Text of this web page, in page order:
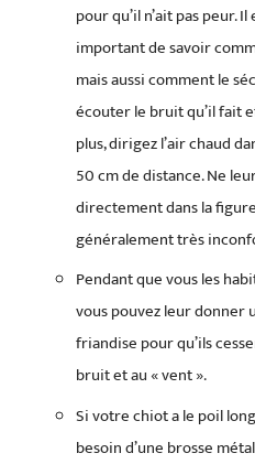
pour qu’il n’ait pas peur.
important de savoir
mais aussi comment le
écouter le bruit qu’il fait
plus, dirigez l’air chaud
50 cm de distance. Ne
directement dans la
généralement très
Pendant que vous les
vous pouvez leur donner
friandise pour qu’ils
bruit et au « vent ».
Si votre chiot a le poil
besoin d’une brosse